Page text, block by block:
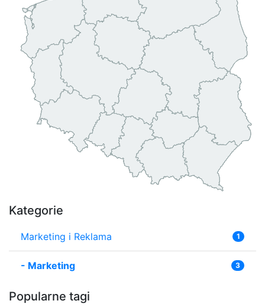
Kategorie
Marketing i Reklama 1
- Marketing 3
Popularne tagi